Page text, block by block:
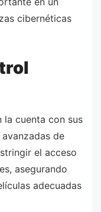
cibernéticas
la cuenta con sus
de
el acceso
asegurando
adecuadas